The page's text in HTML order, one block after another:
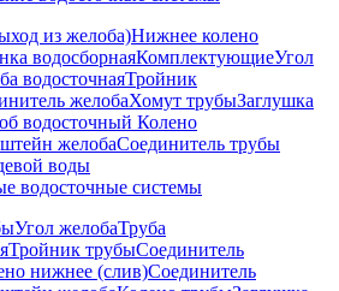
из желоба)Нижнее колено
водосборнаяКомплектующиеУгол
водосточнаяТройник
желобаХомут трубыЗаглушка
водосточный Колено
желобаСоединитель трубы
воды
водосточные системы
Угол желобаТруба
Тройник трубыСоединитель
нижнее (слив)Соединитель